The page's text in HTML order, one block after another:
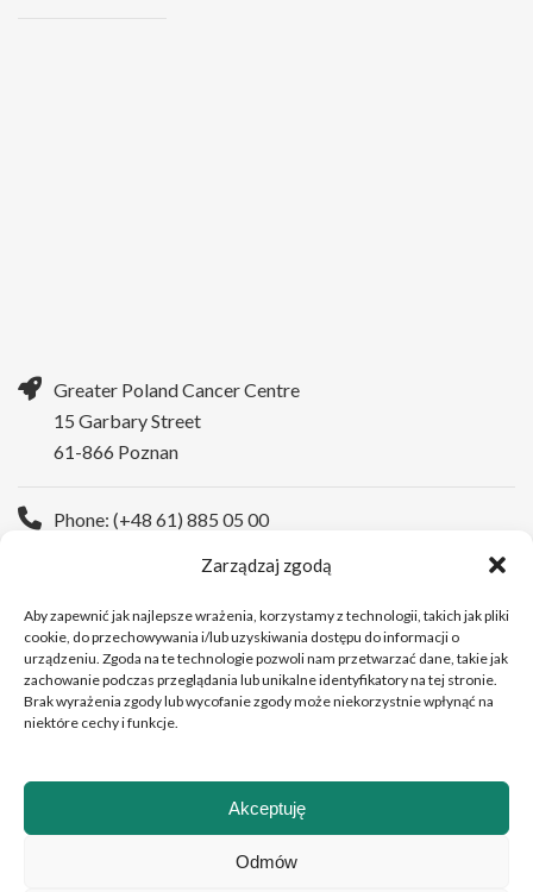
Zarządzaj zgodą
Aby zapewnić jak najlepsze wrażenia, korzystamy z technologii, takich jak pliki
cookie, do przechowywania i/lub uzyskiwania dostępu do informacji o
urządzeniu. Zgoda na te technologie pozwoli nam przetwarzać dane, takie jak
zachowanie podczas przeglądania lub unikalne identyfikatory na tej stronie.
Brak wyrażenia zgody lub wycofanie zgody może niekorzystnie wpłynąć na
niektóre cechy i funkcje.
Akceptuję
Odmów
Greater Poland Cancer Centre
15 Garbary Street
61-866 Poznan
Phone: (+48 61) 885 05 00
Copyright © 2026Greater Poland Cancer Centre